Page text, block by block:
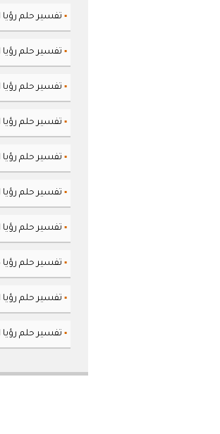
▪ تفسير حلم رؤيا
▪ تفسير حلم
▪ تفسير حلم رؤيا
▪ تفسير حلم رؤيا
▪ تفسير حلم
▪ تفسير حلم رؤيا
▪ تفسير حلم رؤيا
▪ تفسير حلم
▪ تفسير حلم
▪ تفسير حلم رؤيا